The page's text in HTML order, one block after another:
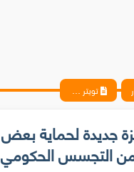
تويتر تطلق ميزة جديدة لحماية بعض المستخدمين من التجسس الحكومي
جديدة لحماية بعض
التجسس الحكومي